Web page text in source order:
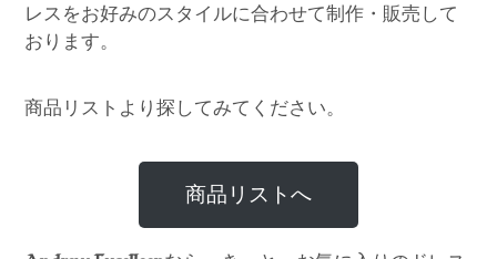
レスをお好みのスタイルに合わせて制作・販売して
おります。
商品リストより探してみてください。
商品リストへ